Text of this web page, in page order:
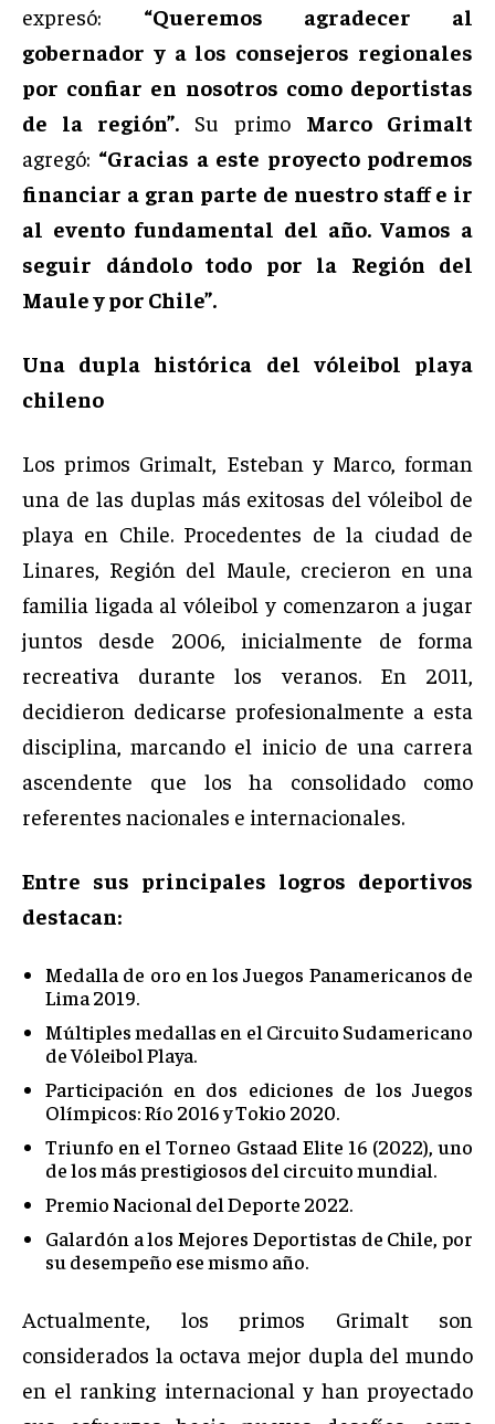
expresó: “Queremos agradecer al
gobernador y a los consejeros regionales
por confiar en nosotros como deportistas
de la región”. Su primo Marco Grimalt
agregó: “Gracias a este proyecto podremos
financiar a gran parte de nuestro staff e ir
al evento fundamental del año. Vamos a
seguir dándolo todo por la Región del
Maule y por Chile”.
Una dupla histórica del vóleibol playa
chileno
Los primos Grimalt, Esteban y Marco, forman
una de las duplas más exitosas del vóleibol de
playa en Chile. Procedentes de la ciudad de
Linares, Región del Maule, crecieron en una
familia ligada al vóleibol y comenzaron a jugar
juntos desde 2006, inicialmente de forma
recreativa durante los veranos. En 2011,
decidieron dedicarse profesionalmente a esta
disciplina, marcando el inicio de una carrera
ascendente que los ha consolidado como
referentes nacionales e internacionales.
Entre sus principales logros deportivos
destacan:
Medalla de oro en los Juegos Panamericanos de
Lima 2019.
Múltiples medallas en el Circuito Sudamericano
de Vóleibol Playa.
Participación en dos ediciones de los Juegos
Olímpicos: Río 2016 y Tokio 2020.
Triunfo en el Torneo Gstaad Elite 16 (2022), uno
de los más prestigiosos del circuito mundial.
Premio Nacional del Deporte 2022.
Galardón a los Mejores Deportistas de Chile, por
su desempeño ese mismo año.
Actualmente, los primos Grimalt son
considerados la octava mejor dupla del mundo
en el ranking internacional y han proyectado